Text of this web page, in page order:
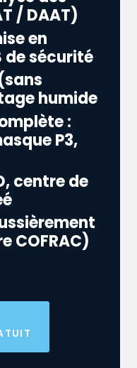
/ DAAT)
en
de sécurité
humide
:
P3,
centre de
COFRAC)